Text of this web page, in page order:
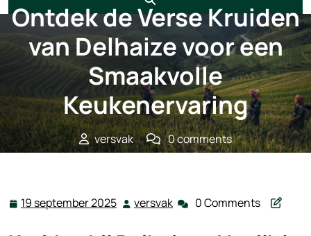
Ontdek de Verse Kruiden
van Delhaize voor een
Smaakvolle
Keukenervaring
versvak
0 comments
19 september 2025 19 versvak versvak0 Comments